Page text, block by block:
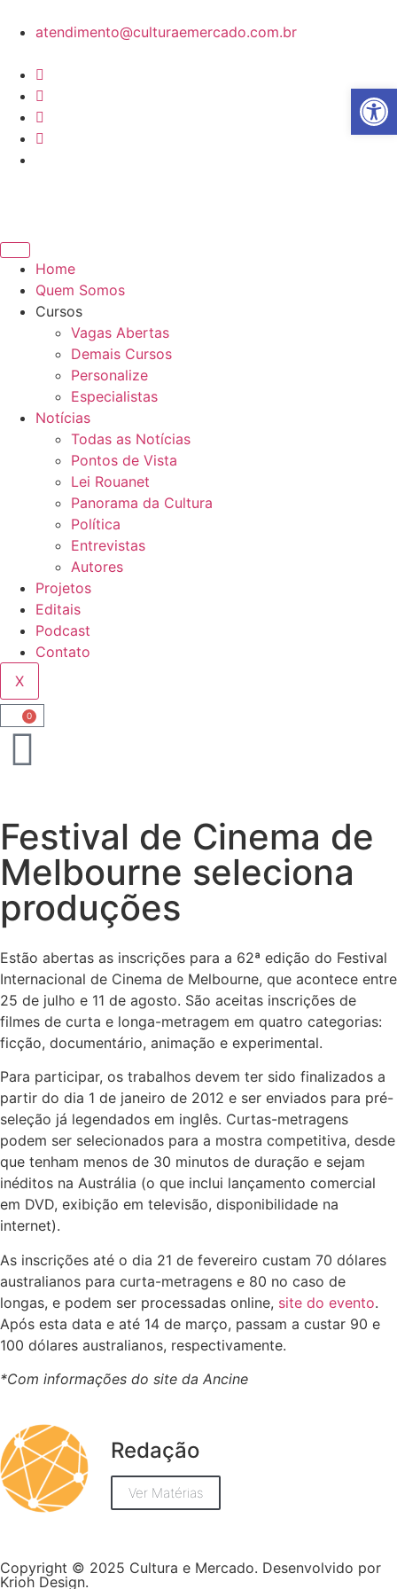
atendimento@culturaemercado.com.br
Home
Quem Somos
Cursos
Vagas Abertas
Demais Cursos
Personalize
Especialistas
Notícias
Todas as Notícias
Pontos de Vista
Lei Rouanet
Panorama da Cultura
Política
Entrevistas
Autores
Projetos
Editais
Podcast
Contato
X
0
Festival de Cinema de
Melbourne seleciona
produções
Estão abertas as inscrições para a 62ª edição do Festival
Internacional de Cinema de Melbourne, que acontece entre
25 de julho e 11 de agosto. São aceitas inscrições de
filmes de curta e longa-metragem em quatro categorias:
ficção, documentário, animação e experimental.
Para participar, os trabalhos devem ter sido finalizados a
partir do dia 1 de janeiro de 2012 e ser enviados para pré-
seleção já legendados em inglês. Curtas-metragens
podem ser selecionados para a mostra competitiva, desde
que tenham menos de 30 minutos de duração e sejam
inéditos na Austrália (o que inclui lançamento comercial
em DVD, exibição em televisão, disponibilidade na
internet).
As inscrições até o dia 21 de fevereiro custam 70 dólares
australianos para curta-metragens e 80 no caso de
longas, e podem ser processadas online, site do evento.
Após esta data e até 14 de março, passam a custar 90 e
100 dólares australianos, respectivamente.
*Com informações do site da Ancine
Redação
Ver Matérias
Copyright © 2025 Cultura e Mercado. Desenvolvido por
Krioh Design.
Abrir